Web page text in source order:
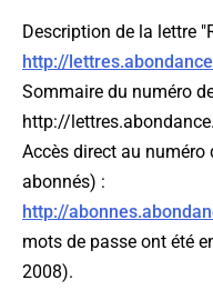
Description de la lettre
http://
Sommaire du numéro
http://
Accès direct au numéro
abonnés) :
http://
mots de passe ont été
2008).